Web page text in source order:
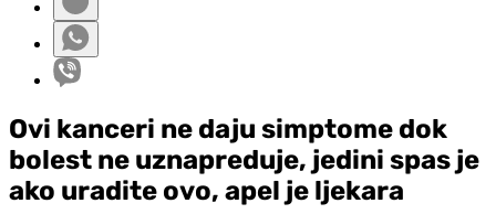
Ovi kanceri ne daju simptome dok
bolest ne uznapreduje, jedini spas je
ako uradite ovo, apel je ljekara